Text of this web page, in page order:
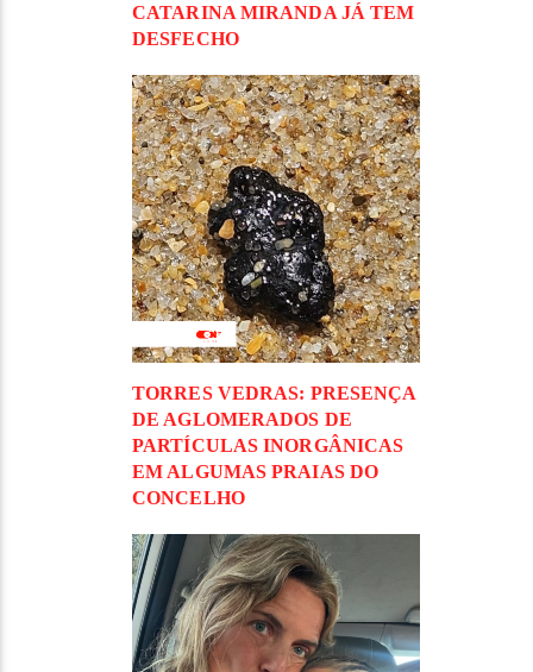
CATARINA MIRANDA JÁ TEM
DESFECHO
TORRES VEDRAS: PRESENÇA
DE AGLOMERADOS DE
PARTÍCULAS INORGÂNICAS
EM ALGUMAS PRAIAS DO
CONCELHO